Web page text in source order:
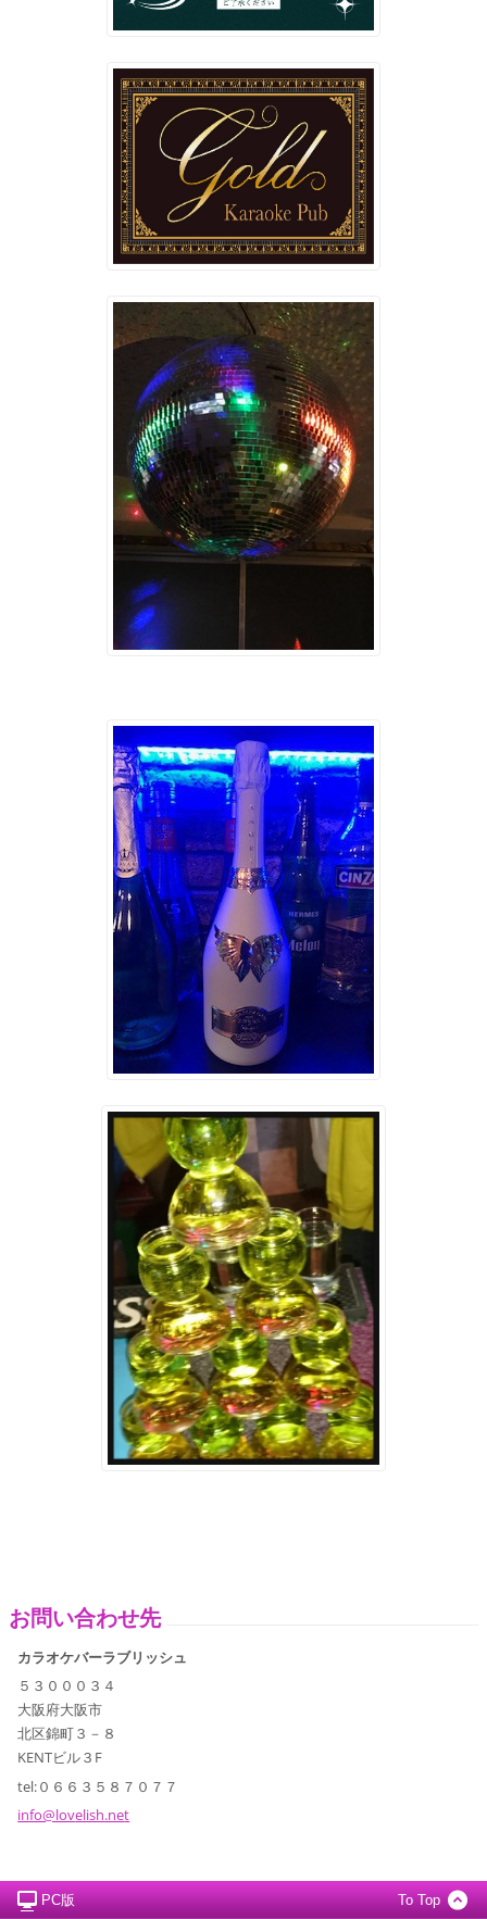
お問い合わせ先
カラオケバーラブリッシュ
５３０００３４
大阪府大阪市
北区錦町３－８
KENTビル３F
tel:０６６３５８７０７７
info@lovelish.net
PC版 To Top